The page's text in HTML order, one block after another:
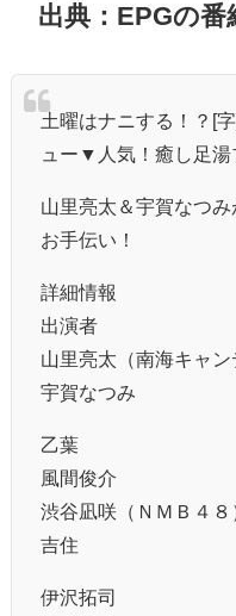
出典：EPGの番
土曜はナニする！？[
ュー▼人気！癒し足湯
山里亮太＆宇賀なつ
お手伝い！
詳細情報
出演者
山里亮太（南海キャン
宇賀なつみ
乙葉
風間俊介
渋谷凪咲（ＮＭＢ４８
吉住
伊沢拓司